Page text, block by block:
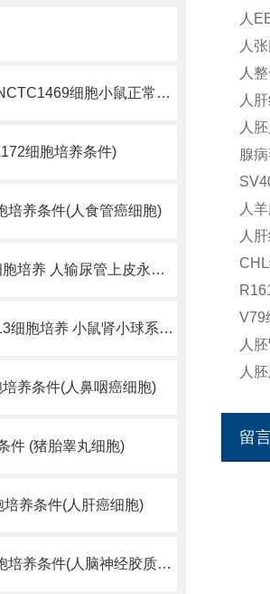
肝细胞培养 NCTC1469细胞小鼠正常肝细胞
细胞培养条件)
培养条件(人食管癌细胞)
SV-HUC-1细胞培养 人输尿管上皮永生化细胞
SV40 MES 13细胞培养 小鼠肾小球系膜细胞
养条件(人鼻咽癌细胞)
件 (猪胎睾丸细胞)
养条件(人肝癌细胞)
SK-N-AS细胞培养条件(人脑神经胶质母细胞瘤)
人
人
人
人
人
腺
人
人
人
人
留